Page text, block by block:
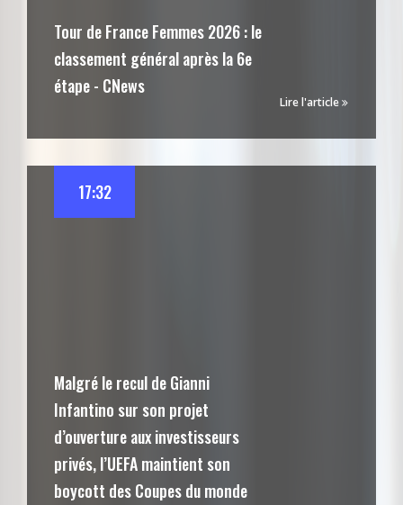
Tour de France Femmes 2026 : le
classement général après la 6e
étape - CNews
Lire l'article
Malgré le recul de Gianni
Infantino sur son projet
d’ouverture aux investisseurs
privés, l’UEFA maintient son
boycott des Coupes du monde
17:32